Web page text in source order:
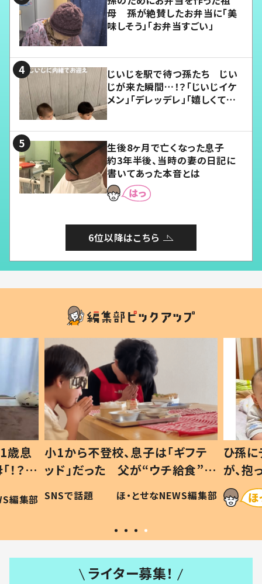
母 孫が絶賛したお弁当に「美
味しそう」「お弁当すごい」
じいじを駅で待つ孫たち じい
じが来た瞬間…！？「じいじイケ
メン」「デレッデレ」「嬉しくて可
生後8ヶ月で亡くなった息子
約3年半後、当時の妻の日記に
書いてあった本音とは
6位以降はこちら
歳息
？」
編集部
小1から不登校、息子は「ギフテ
ッド」だった 父が“ウチ給食”を
作り続ける理由とは #令和の親
#令和の子
SNSで話題 ほ・とせなNEWS編集部
ひ孫
が、
「涙が
い」
ライター募集！